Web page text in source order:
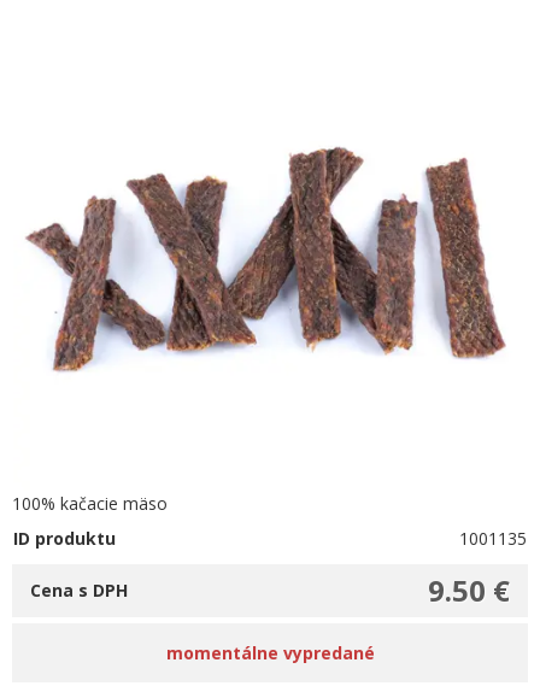
100% kačacie mäso
ID produktu
1001135
9.50 €
Cena s DPH
momentálne vypredané